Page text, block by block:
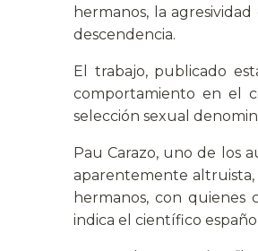
hermanos, la
descendencia.
El trabajo, publicado
comportamiento en el
selección sexual
Pau Carazo, uno de los
aparentemente altruista,
hermanos, con quienes
indica el científico